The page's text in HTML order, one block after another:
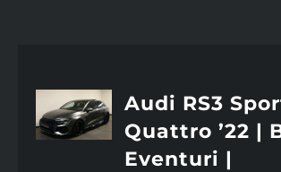
Audi RS3
Quattro ’22 |
Eventuri |